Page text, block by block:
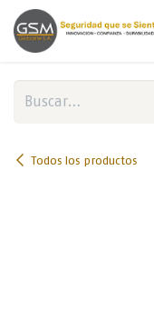
Ir al contenido
Todos los productos